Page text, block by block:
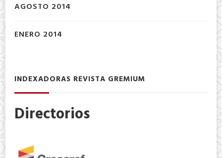
AGOSTO 2014
ENERO 2014
INDEXADORAS REVISTA GREMIUM
Directorios